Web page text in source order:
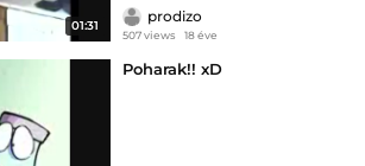
01:31
prodizo
507 views 18 éve
Poharak!! xD